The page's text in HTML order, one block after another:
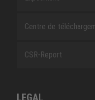
Centre de
CSR-Report